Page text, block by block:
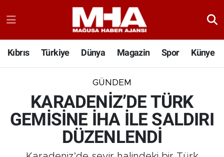
Kıbrıs Türkiye Dünya Magazin Spor Künye
GÜNDEM
KARADENİZ’DE TÜRK
GEMİSİNE İHA İLE SALDIRI
DÜZENLENDİ